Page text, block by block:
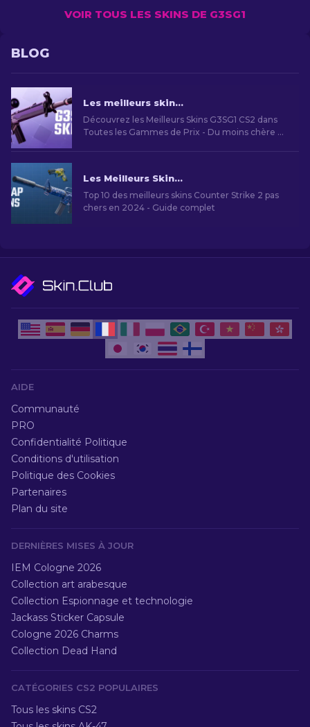
VOIR TOUS LES SKINS DE G3SG1
BLOG
Les meilleurs skins CS2 G3SG1 dans toutes les gammes de prix
Découvrez les Meilleurs Skins G3SG1 CS2 dans
Toutes les Gammes de Prix - Du moins chère au
Les Meilleurs Skins Bon Marché dans CS2 [2026]
Top 10 des meilleurs skins Counter Strike 2 pas
chers en 2024 - Guide complet
AIDE
Communauté
PRO
Confidentialité Politique
Conditions d'utilisation
Politique des Cookies
Partenaires
Plan du site
DERNIÈRES MISES À JOUR
IEM Cologne 2026
Collection art arabesque
Collection Espionnage et technologie
Jackass Sticker Capsule
Cologne 2026 Charms
Collection Dead Hand
CATÉGORIES CS2 POPULAIRES
Tous les skins CS2